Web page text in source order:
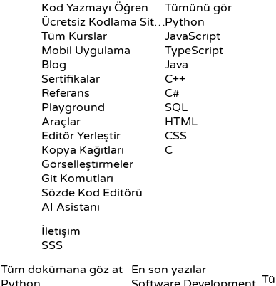
Kod Yazmayı Öğren
Ücretsiz Kodlama Siteleri
Tüm Kurslar
Mobil Uygulama
Blog
Sertifikalar
Referans
Playground
Araçlar
Editör Yerleştir
Kopya Kağıtları
Görselleştirmeler
Git Komutları
Sözde Kod Editörü
AI Asistanı
İletişim
SSS
Tümünü gör
Python
JavaScript
TypeScript
Java
C++
C#
SQL
HTML
CSS
C
Tüm dokümana göz at
En son yazılar